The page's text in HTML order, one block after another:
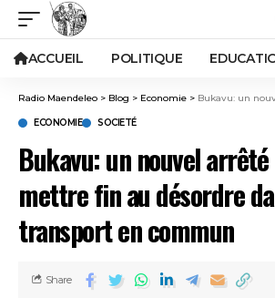
ACCUEIL POLITIQUE
Radio Maendeleo > Blog > Economie > Bukavu: un nouvel arrêté pour
ECONOMIE SOCIETÉ
Bukavu: un nouvel
mettre fin au désordre
transport en commun
Share